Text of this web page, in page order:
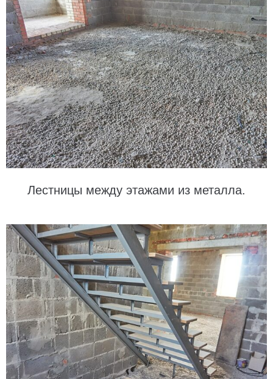
Лестницы между этажами из металла.